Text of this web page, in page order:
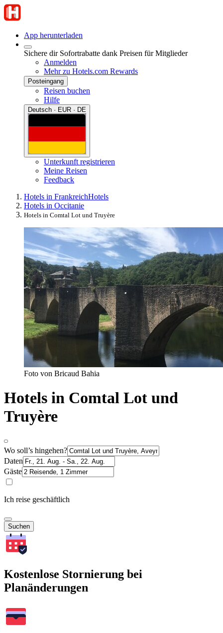
App herunterladen
Sichere dir Sofortrabatte dank Preisen für Mitglieder
Anmelden
Mehr zu Hotels.com Rewards
Posteingang
Reisen buchen
Hilfe
Deutsch · EUR · DE
Unterkunft registrieren
Meine Reisen
Feedback
Hotels in FrankreichHotels
Hotels in Occitanie
Hotels in Comtal Lot und Truyère
Foto von Bricaud Bahia
Hotels in Comtal Lot und
Truyère
Wo soll’s hingehen?
Daten
Gäste
Ich reise geschäftlich
Suchen
Kostenlose Stornierung bei
Planänderungen